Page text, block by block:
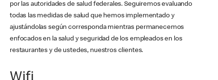
por las autoridades de salud federales. Seguiremos evaluando
todas las medidas de salud que hemos implementado y
ajustándolas según corresponda mientras permanecemos
enfocados en la salud y seguridad de los empleados en los
restaurantes y de ustedes, nuestros clientes.